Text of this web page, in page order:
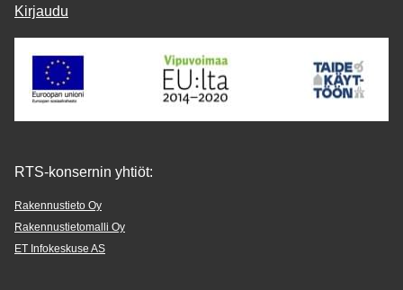
Kirjaudu
RTS-konsernin yhtiöt:
Rakennustieto Oy
Rakennustietomalli Oy
ET Infokeskuse AS